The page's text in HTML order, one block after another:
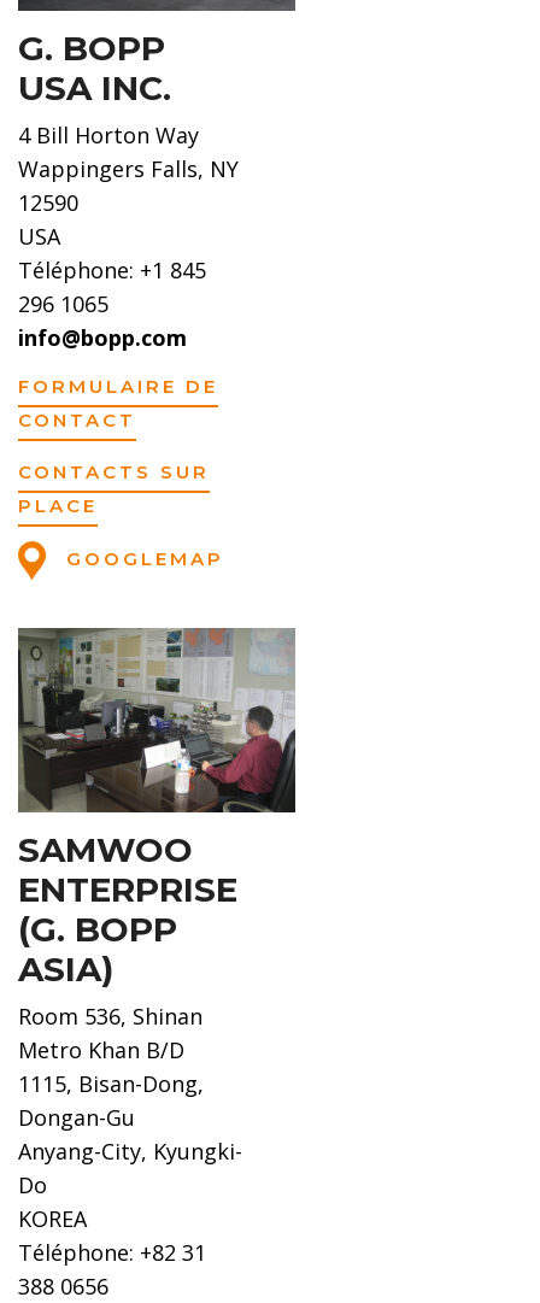
G. BOPP
USA INC.
4 Bill Horton Way
Wappingers Falls, NY
12590
USA
Téléphone: +1 845
296 1065
info@bopp.com
FORMULAIRE DE
CONTACT
CONTACTS SUR
PLACE
GOOGLEMAP
SAMWOO
ENTERPRISE
(G. BOPP
ASIA)
Room 536, Shinan
Metro Khan B/D
1115, Bisan-Dong,
Dongan-Gu
Anyang-City, Kyungki-
Do
KOREA
Téléphone: +82 31
388 0656